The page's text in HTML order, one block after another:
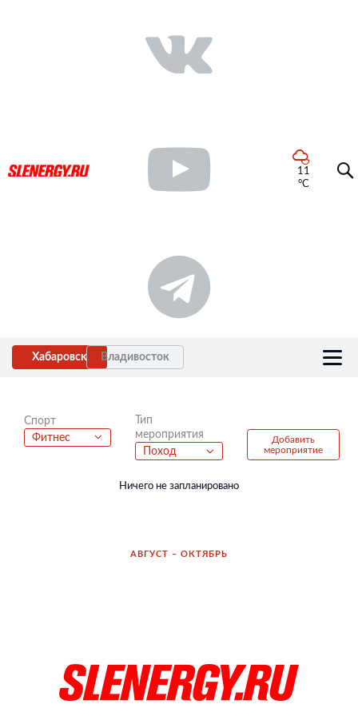
11
°C
Хабаровск Владивосток
Спорт
Фитнес
Тип
мероприятия
Поход
Добавить
мероприятие
Ничего не запланировано
АВГУСТ – ОКТЯБРЬ